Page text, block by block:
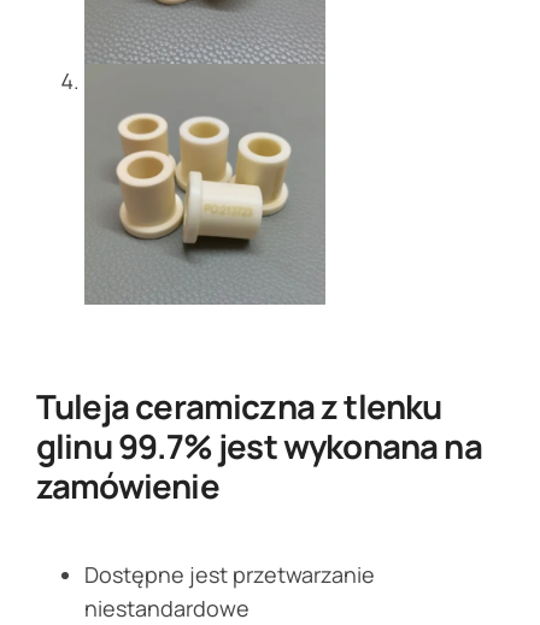
Tuleja ceramiczna z tlenku
glinu 99.7% jest wykonana na
zamówienie
Dostępne jest przetwarzanie
niestandardowe